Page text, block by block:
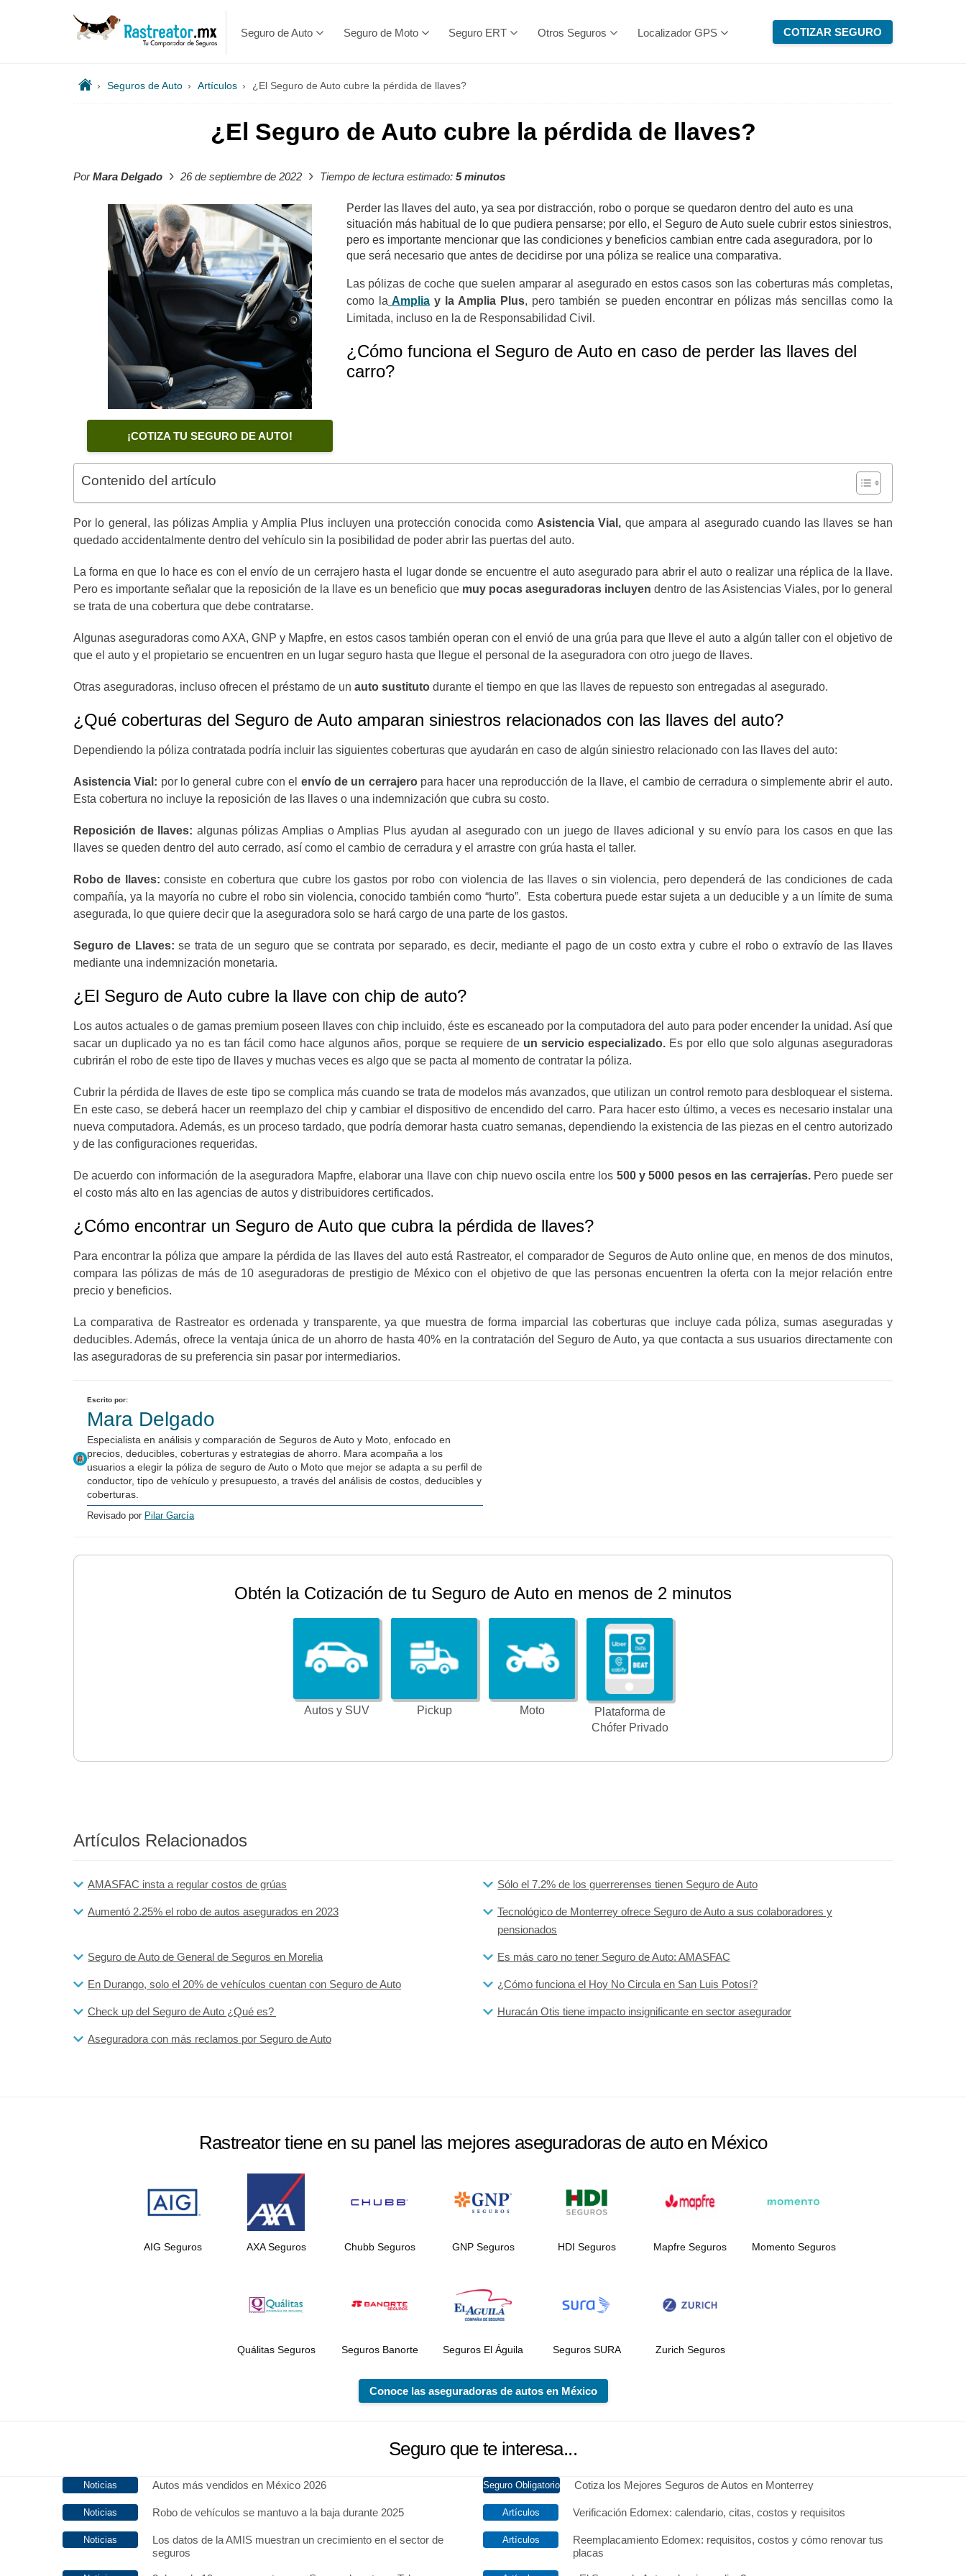
Seguro de Auto Seguro de Moto Seguro ERT Otros Seguros Localizador GPS COTIZAR SEGURO
› Seguros de Auto › Artículos › ¿El Seguro de Auto cubre la pérdida de llaves?
¿El Seguro de Auto cubre la pérdida de llaves?
PorMara Delgado › 26 de septiembre de 2022 › Tiempo de lectura estimado: 5 minutos
¡COTIZA TU SEGURO DE AUTO!
Perder las llaves del auto, ya sea por distracción, robo o porque se quedaron dentro del auto es una
situación más habitual de lo que pudiera pensarse; por ello, el Seguro de Auto suele cubrir estos siniestros,
pero es importante mencionar que las condiciones y beneficios cambian entre cada aseguradora, por lo
que será necesario que antes de decidirse por una póliza se realice una comparativa.
Las pólizas de coche que suelen amparar al asegurado en estos casos son las coberturas más completas,
como la Amplia y la Amplia Plus, pero también se pueden encontrar en pólizas más sencillas como la
Limitada, incluso en la de Responsabilidad Civil.
¿Cómo funciona el Seguro de Auto en caso de perder las llaves del
carro?
Contenido del artículo
Por lo general, las pólizas Amplia y Amplia Plus incluyen una protección conocida como Asistencia Vial, que ampara al asegurado cuando las llaves se han
quedado accidentalmente dentro del vehículo sin la posibilidad de poder abrir las puertas del auto.
La forma en que lo hace es con el envío de un cerrajero hasta el lugar donde se encuentre el auto asegurado para abrir el auto o realizar una réplica de la llave.
Pero es importante señalar que la reposición de la llave es un beneficio que muy pocas aseguradoras incluyen dentro de las Asistencias Viales, por lo general
se trata de una cobertura que debe contratarse.
Algunas aseguradoras como AXA, GNP y Mapfre, en estos casos también operan con el envió de una grúa para que lleve el auto a algún taller con el objetivo de
que el auto y el propietario se encuentren en un lugar seguro hasta que llegue el personal de la aseguradora con otro juego de llaves.
Otras aseguradoras, incluso ofrecen el préstamo de un auto sustituto durante el tiempo en que las llaves de repuesto son entregadas al asegurado.
¿Qué coberturas del Seguro de Auto amparan siniestros relacionados con las llaves del auto?
Dependiendo la póliza contratada podría incluir las siguientes coberturas que ayudarán en caso de algún siniestro relacionado con las llaves del auto:
Asistencia Vial: por lo general cubre con el envío de un cerrajeropara hacer una reproducción de la llave, el cambio de cerradura o simplemente abrir el auto.
Esta cobertura no incluye la reposición de las llaves o una indemnización que cubra su costo.
Reposición de llaves: algunas pólizas Amplias o Amplias Plus ayudan al asegurado con un juego de llaves adicional y su envío para los casos en que las
llaves se queden dentro del auto cerrado, así como el cambio de cerradura y el arrastre con grúa hasta el taller.
Robo de llaves:consiste en cobertura que cubre los gastos por robo con violencia de las llaves o sin violencia, pero dependerá de las condiciones de cada
compañía, ya la mayoría no cubre el robo sin violencia, conocido también como “hurto”. Esta cobertura puede estar sujeta a un deducible y a un límite de suma
asegurada, lo que quiere decir que la aseguradora solo se hará cargo de una parte de los gastos.
Seguro de Llaves:se trata de un seguro que se contrata por separado, es decir, mediante el pago de un costo extra y cubre el robo o extravío de las llaves
mediante una indemnización monetaria.
¿El Seguro de Auto cubre la llave con chip de auto?
Los autos actuales o de gamas premium poseen llaves con chip incluido, éste es escaneado por la computadora del auto para poder encender la unidad. Así que
sacar un duplicado ya no es tan fácil como hace algunos años, porque se requiere deun servicio especializado. Es por ello que solo algunas aseguradoras
cubrirán el robo de este tipo de llaves y muchas veces es algo que se pacta al momento de contratar la póliza.
Cubrir la pérdida de llaves de este tipo se complica más cuando se trata de modelos más avanzados, que utilizan un control remoto para desbloquear el sistema.
En este caso, se deberá hacer un reemplazo del chip y cambiar el dispositivo de encendido del carro. Para hacer esto último, a veces es necesario instalar una
nueva computadora. Además, es un proceso tardado, que podría demorar hasta cuatro semanas, dependiendo la existencia de las piezas en el centro autorizado
y de las configuraciones requeridas.
De acuerdo con información de la aseguradora Mapfre, elaborar una llave con chip nuevo oscila entre los 500 y 5000 pesos en las cerrajerías. Pero puede ser
el costo más alto en las agencias de autos y distribuidores certificados.
¿Cómo encontrar un Seguro de Auto que cubra la pérdida de llaves?
Para encontrar la póliza que ampare la pérdida de las llaves del auto está Rastreator, el comparador de Seguros de Auto online que, en menos de dos minutos,
compara las pólizas de más de 10 aseguradoras de prestigio de México con el objetivo de que las personas encuentren la oferta con la mejor relación entre
precio y beneficios.
La comparativa de Rastreator es ordenada y transparente, ya que muestra de forma imparcial las coberturas que incluye cada póliza, sumas aseguradas y
deducibles. Además, ofrece la ventaja única de un ahorro de hasta 40% en la contratación del Seguro de Auto, ya que contacta a sus usuarios directamente con
las aseguradoras de su preferencia sin pasar por intermediarios.
Escrito por:
Mara Delgado
Especialista en análisis y comparación de Seguros de Auto y Moto, enfocado en
precios, deducibles, coberturas y estrategias de ahorro. Mara acompaña a los
usuarios a elegir la póliza de seguro de Auto o Moto que mejor se adapta a su perfil de
conductor, tipo de vehículo y presupuesto, a través del análisis de costos, deducibles y
coberturas.
Revisado por Pilar García
Obtén la Cotización de tu Seguro de Auto en menos de 2 minutos
Autos y SUV Pickup Moto
Plataforma de
Chófer Privado
Artículos Relacionados
AMASFAC insta a regular costos de grúas Sólo el 7.2% de los guerrerenses tienen Seguro de Auto
Aumentó 2.25% el robo de autos asegurados en 2023
Tecnológico de Monterrey ofrece Seguro de Auto a sus colaboradores y
pensionados
Seguro de Auto de General de Seguros en Morelia Es más caro no tener Seguro de Auto: AMASFAC
En Durango, solo el 20% de vehículos cuentan con Seguro de Auto ¿Cómo funciona el Hoy No Circula en San Luis Potosí?
Check up del Seguro de Auto ¿Qué es? Huracán Otis tiene impacto insignificante en sector asegurador
Aseguradora con más reclamos por Seguro de Auto
Rastreator tiene en su panel las mejores aseguradoras de auto en México
AIG Seguros AXA Seguros Chubb Seguros GNP Seguros HDI Seguros Mapfre Seguros Momento Seguros
Quálitas Seguros Seguros Banorte Seguros El Águila Seguros SURA Zurich Seguros
Conoce las aseguradoras de autos en México
Seguro que te interesa...
Autos más vendidos en México 2026
Robo de vehículos se mantuvo a la baja durante 2025
Los datos de la AMIS muestran un crecimiento en el sector de
seguros
Cotiza los Mejores Seguros de Autos en Monterrey
Verificación Edomex: calendario, citas, costos y requisitos
Reemplacamiento Edomex: requisitos, costos y cómo renovar tus
placas